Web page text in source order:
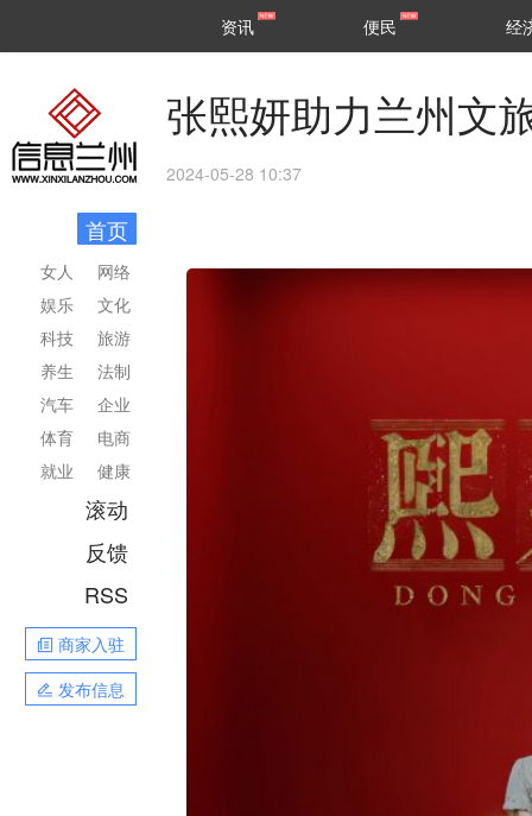
区县
资讯 便民 经
首页
网络
文化
旅游
法制
企业
电商
健康
女人
娱乐
科技
养生
汽车
体育
就业
滚动
反馈
RSS
商家入驻
发布信息
张熙妍助力兰州文
2024-05-28 10:37